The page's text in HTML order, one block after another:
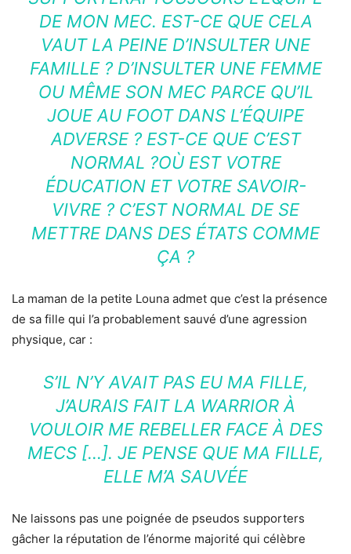
DE MON MEC. EST-CE QUE CELA
VAUT LA PEINE D’INSULTER UNE
FAMILLE ? D’INSULTER UNE FEMME
OU MÊME SON MEC PARCE QU’IL
JOUE AU FOOT DANS L’ÉQUIPE
ADVERSE ? EST-CE QUE C’EST
NORMAL ?OÙ EST VOTRE
ÉDUCATION ET VOTRE SAVOIR-
VIVRE ? C’EST NORMAL DE SE
METTRE DANS DES ÉTATS COMME
ÇA ?
La maman de la petite Louna admet que c’est la présence
de sa fille qui l’a probablement sauvé d’une agression
physique, car :
S’IL N’Y AVAIT PAS EU MA FILLE,
J’AURAIS FAIT LA WARRIOR À
VOULOIR ME REBELLER FACE À DES
MECS […]. JE PENSE QUE MA FILLE,
ELLE M’A SAUVÉE
Ne laissons pas une poignée de pseudos supporters
gâcher la réputation de l’énorme majorité qui célèbre